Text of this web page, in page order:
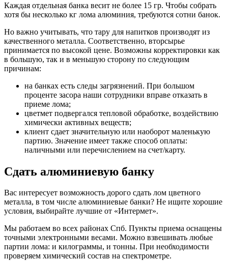
Каждая отдельная банка весит не более 15 гр. Чтобы собрать
хотя бы несколько кг лома алюминия, требуются сотни банок.
Но важно учитывать, что тару для напитков производят из
качественного металла. Соответственно, вторсырье
принимается по высокой цене. Возможны корректировки как
в большую, так и в меньшую сторону по следующим
причинам:
на банках есть следы загрязнений. При большом
проценте засора наши сотрудники вправе отказать в
приеме лома;
цветмет подвергался тепловой обработке, воздействию
химически активных веществ;
клиент сдает значительную или наоборот маленькую
партию. Значение имеет также способ оплаты:
наличными или перечислением на счет/карту.
Сдать алюминиевую банку
Вас интересует возможность дорого сдать лом цветного
металла, в том числе алюминиевые банки? Не ищите хорошие
условия, выбирайте лучшие от «Интермет».
Мы работаем во всех районах Спб. Пункты приема оснащены
точными электронными весами. Можно взвешивать любые
партии лома: и килограммы, и тонны. При необходимости
проверяем химический состав на спектрометре.